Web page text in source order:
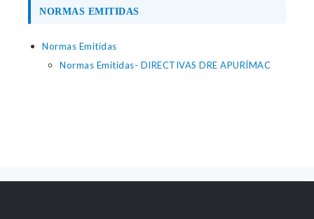
NORMAS EMITIDAS
Normas Emitidas
Normas Emitidas- DIRECTIVAS DRE APURÍMAC